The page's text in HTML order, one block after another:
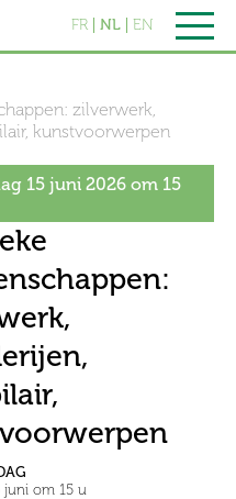
FR NL EN
zilverwerk,
kunstvoorwerpen
15 juni 2026 om 15
juni om 15 u